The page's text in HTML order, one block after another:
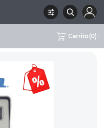
Carrito (0)
MARCA SIERA